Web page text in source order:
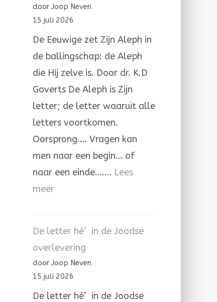
door Joop Neven
15 juli 2026
De Eeuwige zet Zijn Aleph in
de ballingschap: de Aleph
die Hij zelve is. Door dr. K.D
Goverts De Aleph is Zijn
letter; de letter waaruit alle
letters voortkomen.
Oorsprong…. Vragen kan
men naar een begin… of
naar een einde….… Lees
meer:
zelve
De letter hé’ in de Joodse
overlevering
door Joop Neven
15 juli 2026
De letter hé’ in de Joodse